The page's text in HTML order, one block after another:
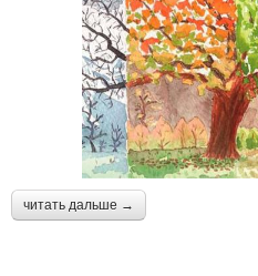
читать дальше →